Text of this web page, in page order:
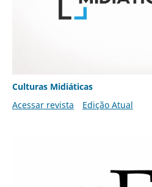
Culturas Midiáticas
Acessar revista
Edição Atual